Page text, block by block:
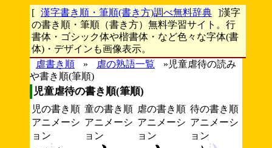
[ 漢字書き順・筆順(書き方)調べ無料辞典 ]漢字
の書き順・筆順（書き方）無料学習サイト。行
書体・ゴシック体や楷書体・など色々な字体(書
体)・デザインも画像表示。
虐書き順
» 虐の熟語一覧
»児童虐待の読み
や書き順(筆順)
児童虐待の書き順(筆順)
児の書き順
アニメーシ
ョン
童の書き順
アニメーシ
ョン
虐の書き順
アニメーシ
ョン
待の書き順
アニメーシ
ョン